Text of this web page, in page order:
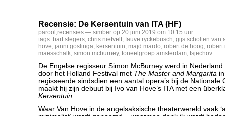
Recensie: De Kersentuin van ITA (HF)
parool ,recensies — simber op 20 juni 2019 om 10:15 uur
tags: bart slegers, chris nietvelt, fauve ryckebusch, gijs scholten van
hove, janni goslinga, kersentuin, majd mardo, robert de hoog, robert
maesschalk, simon mcburney, toneelgroep amsterdam, tsjechov
De Engelse regisseur Simon McBurney werd in
door het Holland Festival met The Master and Margarita
regisseerde sindsdien een aantal opera’s bij de Nationale
maakt hij zijn debuut bij Ivo van Hove’s ITA met een
Kersentuin.
Waar Van Hove in de angelsaksische theaterwereld vaak